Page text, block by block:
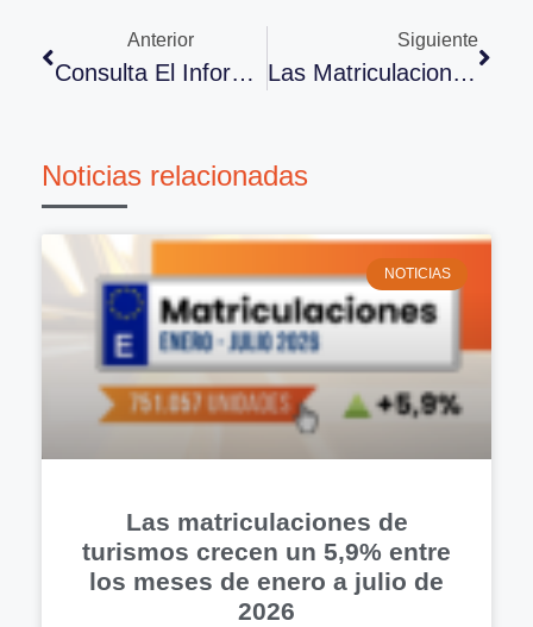
Anterior
Consulta El Informe Panorama Económico De Septiembre, De CEOE
Siguiente
Las Matriculaciones Crecen Un 12,9% En Septiembre Con Respecto A 2021
Noticias relacionadas
NOTICIAS
Las matriculaciones de
turismos crecen un 5,9% entre
los meses de enero a julio de
2026